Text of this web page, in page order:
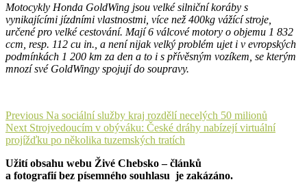
Motocykly Honda GoldWing jsou velké silniční koráby s
vynikajícími jízdními vlastnostmi, více než 400kg vážící stroje,
určené pro velké cestování. Mají 6 válcové motory o objemu 1 832
ccm, resp. 112 cu in., a není nijak velký problém ujet i v evropských
podmínkách 1 200 km za den a to i s přívěsným vozíkem, se kterým
mnozí své GoldWingy spojují do soupravy.
Navigace
pro
příspěvek
Previous Previous
post:
Na sociální služby kraj rozdělí necelých 50 milionů
Next Next
post:
Strojvedoucím v obýváku: České dráhy nabízejí virtuální
projížďku po několika tuzemských tratích
Užití obsahu webu Živé Chebsko – článků
a fotografií bez písemného souhlasu je zakázáno.